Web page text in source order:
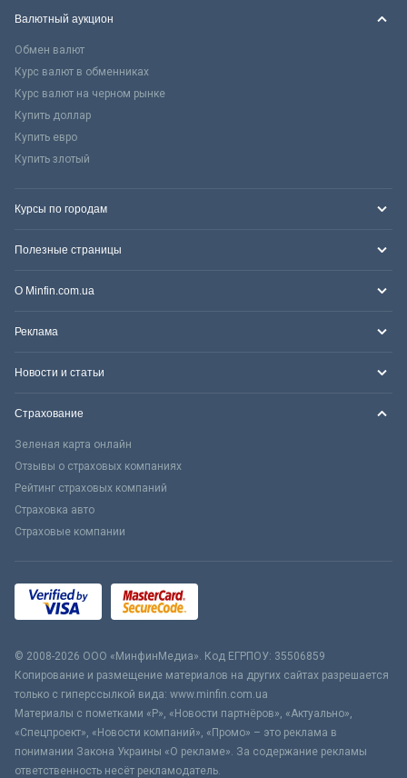
Валютный аукцион
Обмен валют
Курс валют в обменниках
Курс валют на черном рынке
Купить доллар
Купить евро
Купить злотый
Курсы по городам
Полезные страницы
О Minfin.com.ua
Реклама
Новости и статьи
Страхование
Зеленая карта онлайн
Отзывы о страховых компаниях
Рейтинг страховых компаний
Страховка авто
Страховые компании
© 2008-2026 ООО «МинфинМедиа». Код ЕГРПОУ: 35506859
Копирование и размещение материалов на других сайтах разрешается
только с гиперссылкой вида: www.minfin.com.ua
Материалы с пометками «Р», «Новости партнёров», «Актуально»,
«Спецпроект», «Новости компаний», «Промо» – это реклама в
понимании Закона Украины «О рекламе». За содержание рекламы
ответственность несёт рекламодатель.